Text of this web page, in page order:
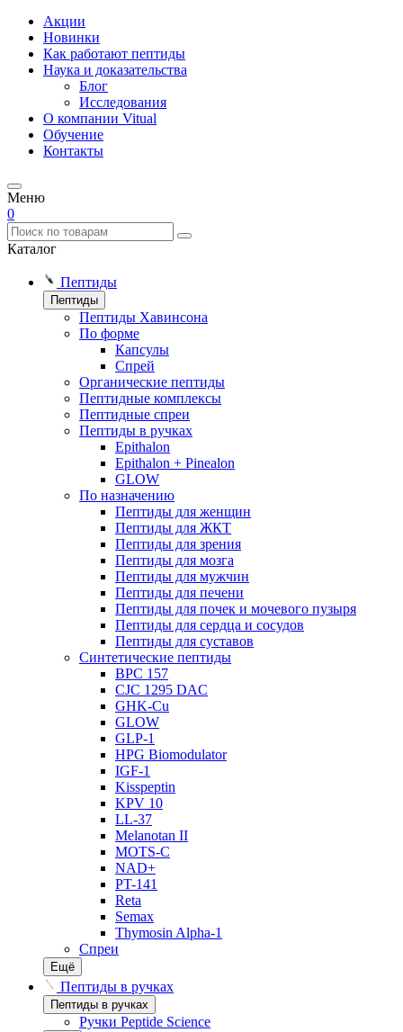
Акции
Новинки
Как работают пептиды
Наука и доказательства
Блог
Исследования
О компании Vitual
Обучение
Контакты
Меню
0
Каталог
Пептиды
Пептиды
Пептиды Хавинсона
По форме
Капсулы
Спрей
Органические пептиды
Пептидные комплексы
Пептидные спреи
Пептиды в ручках
Epithalon
Epithalon + Pinealon
GLOW
По назначению
Пептиды для женщин
Пептиды для ЖКТ
Пептиды для зрения
Пептиды для мозга
Пептиды для мужчин
Пептиды для печени
Пептиды для почек и мочевого пузыря
Пептиды для сердца и сосудов
Пептиды для суставов
Синтетические пептиды
BPC 157
CJC 1295 DAC
GHK-Cu
GLOW
GLP-1
HPG Biomodulator
IGF-1
Kisspeptin
KPV 10
LL-37
Melanotan II
MOTS-C
NAD+
PT-141
Reta
Semax
Thymosin Alpha-1
Спреи
Ещё
Пептиды в ручках
Пептиды в ручках
Ручки Peptide Science